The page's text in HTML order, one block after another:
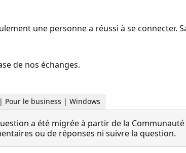
une personne a réussi à se
de nos échanges.
Pour le business | Windows
a été migrée à partir de la
ou de réponses ni suivre la question.